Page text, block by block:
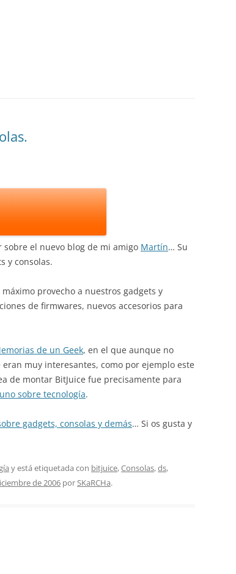
el nuevo blog de mi amigo Martín… Su
y consolas.
provecho a nuestros gadgets y
de firmwares, nuevos accesorios para
de un Geek, en el que aunque no
muy interesantes, como por ejemplo este
de montar BitJuice fue precisamente para
sobre tecnología.
gadgets, consolas y demás… Si os gusta y
y está etiquetada con bitjuice,Consolas,ds,
de 2006 porSKaRCHa.